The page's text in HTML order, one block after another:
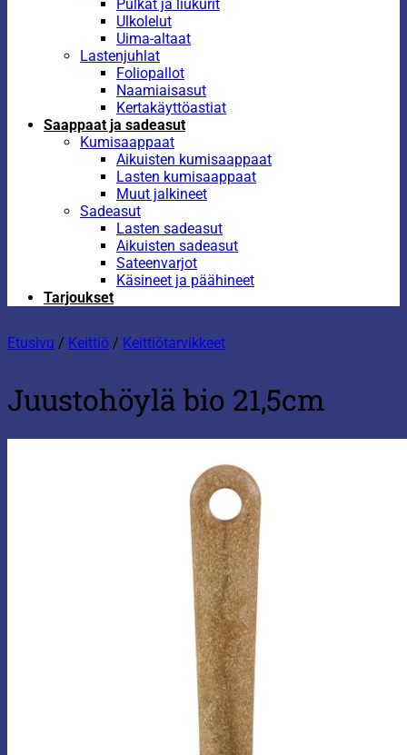
Pulkat ja liukurit
Ulkolelut
Uima-altaat
Lastenjuhlat
Foliopallot
Naamiaisasut
Kertakäyttöastiat
Saappaat ja sadeasut
Kumisaappaat
Aikuisten kumisaappaat
Lasten kumisaappaat
Muut jalkineet
Sadeasut
Lasten sadeasut
Aikuisten sadeasut
Sateenvarjot
Käsineet ja päähineet
Tarjoukset
Etusivu / Keittiö / Keittiötarvikkeet
Juustohöylä bio 21,5cm